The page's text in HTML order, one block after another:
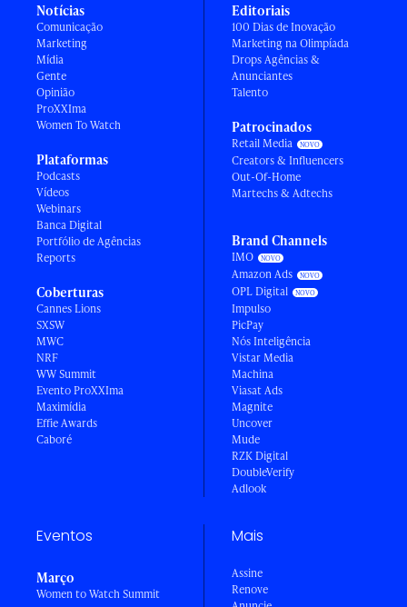
Notícias
Comunicação
Marketing
Mídia
Gente
Opinião
ProXXIma
Women To Watch
Plataformas
Podcasts
Vídeos
Webinars
Banca Digital
Portfólio de Agências
Reports
Coberturas
Cannes Lions
SXSW
MWC
NRF
WW Summit
Evento ProXXIma
Maximídia
Effie Awards
Caboré
Editoriais
100 Dias de Inovação
Marketing na Olimpíada
Drops Agências &
Anunciantes
Talento
Patrocinados
Retail Media
Creators & Influencers
Out-Of-Home
Martechs & Adtechs
Brand Channels
IMO
Amazon Ads
OPL Digital
Impulso
PicPay
Nós Inteligência
Vistar Media
Machina
Viasat Ads
Magnite
Uncover
Mude
RZK Digital
DoubleVerify
Adlook
Eventos
Março
Women to Watch Summit
Mais
Assine
Renove